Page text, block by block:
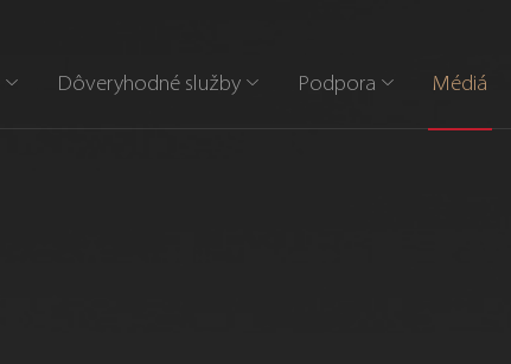
Dôveryhodné služby Podpora Médiá